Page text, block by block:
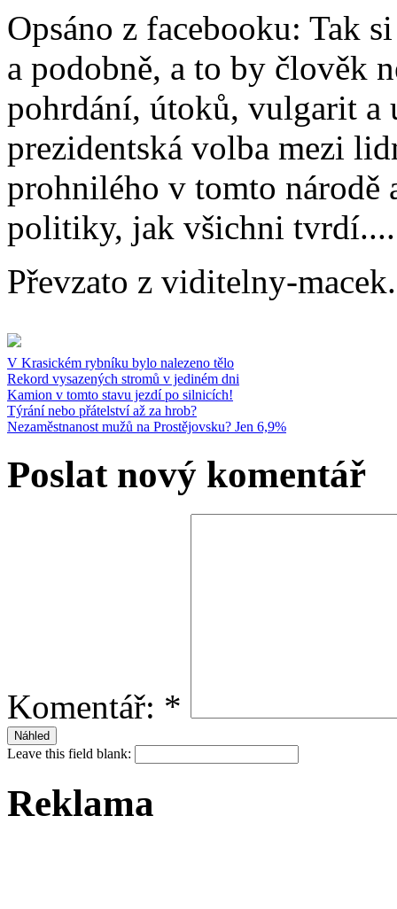
Opsáno z facebooku: Tak
a podobně, a to by člověk
pohrdání, útoků, vulgarit a
prezidentská volba mezi
prohnilého v tomto národě
politiky, jak všichni tvrdí....
Převzato z viditelny-
V Krasickém rybníku bylo nalezeno tělo
Rekord vysazených stromů v jediném dni
Kamion v tomto stavu jezdí po silnicích!
Týrání nebo přátelství až za hrob?
Nezaměstnanost mužů na Prostějovsku? Jen 6,9%
Poslat nový komentář
Komentář: *
Leave this field blank:
Reklama